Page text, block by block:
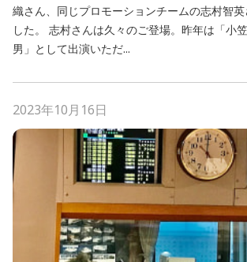
織さん、同じプロモーションチームの志村智
した。 志村さんは久々のご登場。昨年は「小
男」として出演いただ...
2023年10月16日